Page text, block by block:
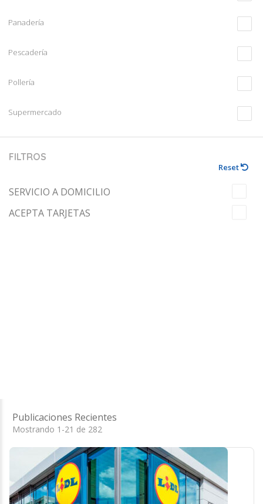
Panadería
Pescadería
Pollería
Supermercado
FILTROS
Reset
SERVICIO A DOMICILIO
ACEPTA TARJETAS
Publicaciones Recientes
Mostrando 1-21 de 282